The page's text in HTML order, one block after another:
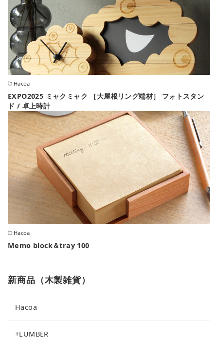
Hacoa
EXPO2025 ミャクミャク ［大屋根リング端材］ フォトスタン
ド / 卓上時計
Hacoa
Memo block＆tray 100
新商品（木製雑貨）
Hacoa
+LUMBER